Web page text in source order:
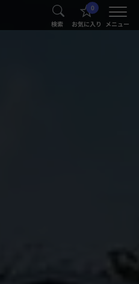
検索
0
お気に入り メニュー
®